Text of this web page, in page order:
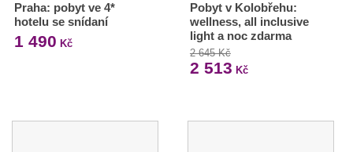
Praha: pobyt ve 4*
hotelu se snídaní
1 490 Kč
Pobyt v Kolobřehu:
wellness, all inclusive
light a noc zdarma
2 645 Kč
2 513 Kč